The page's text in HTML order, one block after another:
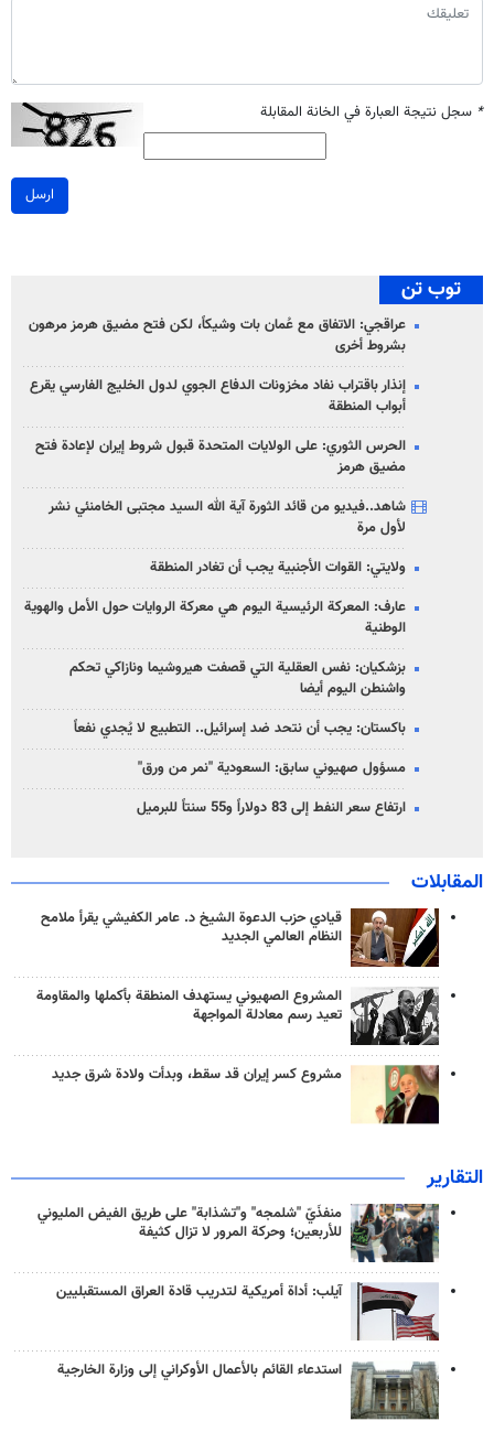
* سجل نتيجة العبارة في الخانة المقابلة
ارسل
توب تن
عراقجي: الاتفاق مع عُمان بات وشيكاً، لكن فتح مضيق هرمز مرهون
بشروط أخرى
إنذار باقتراب نفاد مخزونات الدفاع الجوي لدول الخليج الفارسي يقرع
أبواب المنطقة
الحرس الثوري: على الولايات المتحدة قبول شروط إيران لإعادة فتح
مضيق هرمز
شاهد..فيديو من قائد الثورة آية الله السيد مجتبى الخامنئي نشر
لأول مرة
ولايتي: القوات الأجنبية يجب أن تغادر المنطقة
عارف: المعركة الرئيسية اليوم هي معركة الروايات حول الأمل والهوية
الوطنية
بزشكيان: نفس العقلية التي قصفت هيروشيما ونازاكي تحكم
واشنطن اليوم أيضا
باكستان: يجب أن نتحد ضد إسرائيل.. التطبيع لا يُجدي نفعاً
مسؤول صهيوني سابق: السعودية "نمر من ورق"
ارتفاع سعر النفط إلى 83 دولاراً و55 سنتاً للبرميل
المقابلات
قيادي حزب الدعوة الشيخ د. عامر الكفيشي يقرأ ملامح
النظام العالمي الجديد
المشروع الصهيوني يستهدف المنطقة بأكملها والمقاومة
تعيد رسم معادلة المواجهة
مشروع كسر إيران قد سقط، وبدأت ولادة شرق جديد
التقارير
منفذَيّ "شلمجه" و"تشذابة" على طريق الفيض المليوني
للأربعين؛ وحركة المرور لا تزال كثيفة
آيلب: أداة أمريكية لتدريب قادة العراق المستقبليين
استدعاء القائم بالأعمال الأوكراني إلى وزارة الخارجية